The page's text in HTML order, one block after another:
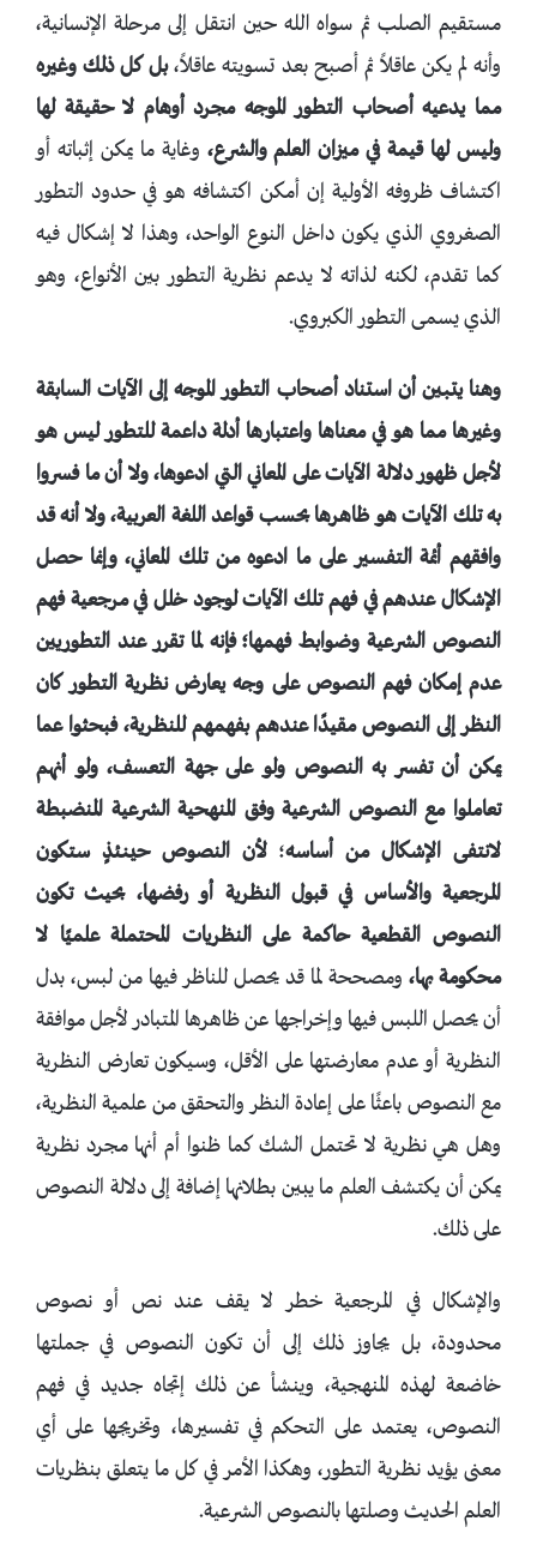
مستقيم الصلب ثم سواه الله حين انتقل إلى مرحلة الإنسانية،
وأنه لم يكن عاقلاً ثم أصبح بعد تسويته عاقلاً،بل كل ذلك وغيره
مما يدعيه أصحاب التطور الموجه مجرد أوهام لا حقيقة لها
وليس لها قيمة في ميزان العلم والشرع، وغاية ما يمكن إثباته أو
اكتشاف ظروفه الأولية إن أمكن اكتشافه هو في حدود التطور
الصغروي الذي يكون داخل النوع الواحد، وهذا لا إشكال فيه
كما تقدم، لكنه لذاته لا يدعم نظرية التطور بين الأنواع، وهو
الذي يسمى التطور الكبروي.
وهنا يتبين أن استناد أصحاب التطور الموجه إلى الآيات السابقة
وغيرها مما هو في معناها واعتبارها أدلة داعمة للتطور ليس هو
لأجل ظهور دلالة الآيات على المعاني التي ادعوها، ولا أن ما فسروا
به تلك الآيات هو ظاهرها بحسب قواعد اللغة العربية، ولا أنه قد
وافقهم أئمة التفسير على ما ادعوه من تلك المعاني، وإنما حصل
الإشكال عندهم في فهم تلك الآيات لوجود خلل في مرجعية فهم
النصوص الشرعية وضوابط فهمها؛ فإنه لما تقرر عند التطوريين
عدم إمكان فهم النصوص على وجه يعارض نظرية التطور كان
النظر إلى النصوص مقيدًا عندهم بفهمهم للنظرية، فبحثوا عما
يمكن أن تفسر به النصوص ولو على جهة التعسف، ولو أنهم
تعاملوا مع النصوص الشرعية وفق المنهحية الشرعية المنضبطة
لانتفى الإشكال من أساسه؛ لأن النصوص حينئذٍ ستكون
المرجعية والأساس في قبول النظرية أو رفضها، بحيث تكون
النصوص القطعية حاكمة على النظريات المحتملة علميًا لا
محكومة بها، ومصححة لما قد يحصل للناظر فيها من لبس، بدل
أن يحصل اللبس فيها وإخراجها عن ظاهرها المتبادر لأجل موافقة
النظرية أو عدم معارضتها على الأقل، وسيكون تعارض النظرية
مع النصوص باعثًا على إعادة النظر والتحقق من علمية النظرية،
وهل هي نظرية لا تحتمل الشك كما ظنوا أم أنها مجرد نظرية
يمكن أن يكتشف العلم ما يبين بطلانها إضافة إلى دلالة النصوص
على ذلك.
والإشكال في المرجعية خطر لا يقف عند نص أو نصوص
محدودة، بل يجاوز ذلك إلى أن تكون النصوص في جملتها
خاضعة لهذه المنهجية، وينشأ عن ذلك إتجاه جديد في فهم
النصوص، يعتمد على التحكم في تفسيرها، وتخريجها على أي
معنى يؤيد نظرية التطور، وهكذا الأمر في كل ما يتعلق بنظريات
العلم الحديث وصلتها بالنصوص الشرعية.